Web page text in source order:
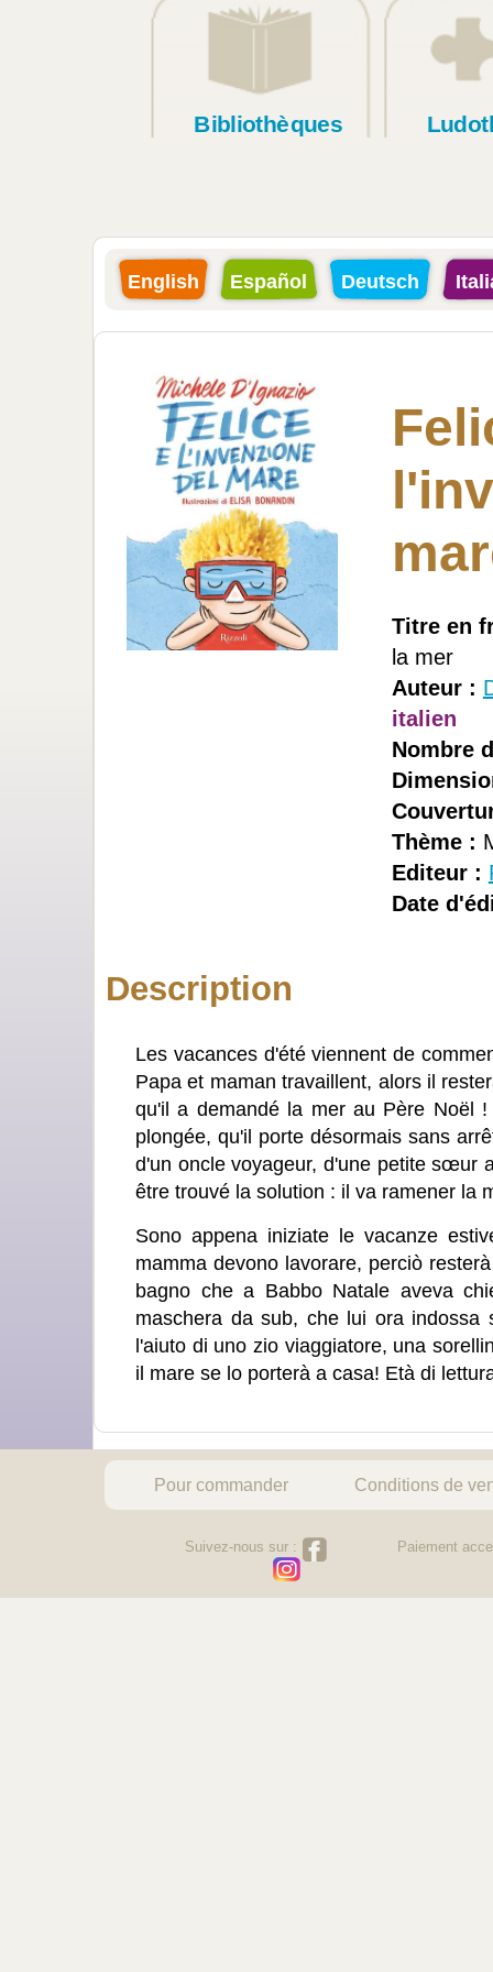
Bibliothèques
English Español Deutsch
Titre en
la mer
Auteur :
italien
Nombre
Thème :
Editeur :
Date
Description
Les vacances d'été viennent de
Papa et maman travaillent, alors il
qu'il a demandé la mer au Père Noël
plongée, qu'il porte désormais sans
d'un oncle voyageur, d'une petite sœur
être trouvé la solution : il va ramener la
Sono appena iniziate le vacanze
mamma devono lavorare, perciò
bagno che a Babbo Natale aveva
maschera da sub, che lui ora
l'aiuto di uno zio viaggiatore, una
il mare se lo porterà a casa! Età di
Pour commander Conditions de
Suivez-nous sur : Paiement